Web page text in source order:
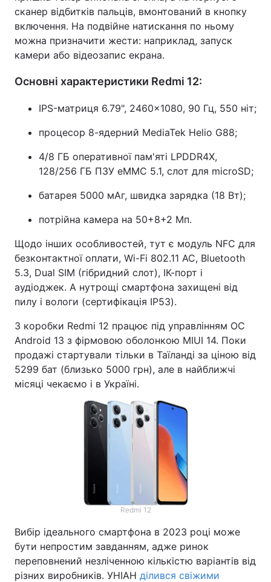
сканер відбитків пальців, вмонтований в кнопку
включення. На подвійне натискання по ньому
можна призначити жести: наприклад, запуск
камери або відеозапис екрана.
Основні характеристики Redmi 12:
IPS-матриця 6.79", 2460×1080, 90 Гц, 550 ніт;
процесор 8-ядерний MediaTek Helio G88;
4/8 ГБ оперативної пам'яті LPDDR4X,
128/256 ГБ ПЗУ eMMC 5.1, слот для microSD;
батарея 5000 мАг, швидка зарядка (18 Вт);
потрійна камера на 50+8+2 Мп.
Щодо інших особливостей, тут є модуль NFC для
безконтактної оплати, Wi-Fi 802.11 АС, Bluetooth
5.3, Dual SIM (гібридний слот), ІК-порт і
аудіоджек. А нутрощі смартфона захищені від
пилу і вологи (сертифікація IP53).
З коробки Redmi 12 працює під управлінням ОС
Android 13 з фірмовою оболонкою MIUI 14. Поки
продажі стартували тільки в Таїланді за ціною від
5299 бат (близько 5000 грн), але в найближчі
місяці чекаємо і в Україні.
Redmi 12
Вибір ідеального смартфона в 2023 році може
бути непростим завданням, адже ринок
переповнений незліченною кількістю варіантів від
різних виробників. УНІАН ділився свіжими